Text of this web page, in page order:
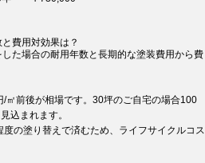
費用対効果は？
た場合の耐用年数と長期的な塗装費用から費
㎡前後が相場です。30坪のご自宅の場合100
込まれます。
の塗り替えで済むため、ライフサイクルコス